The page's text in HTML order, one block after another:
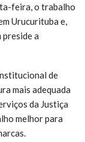
feira, o trabalho
Urucurituba e,
preside a
de
mais adequada
da Justiça
melhor para